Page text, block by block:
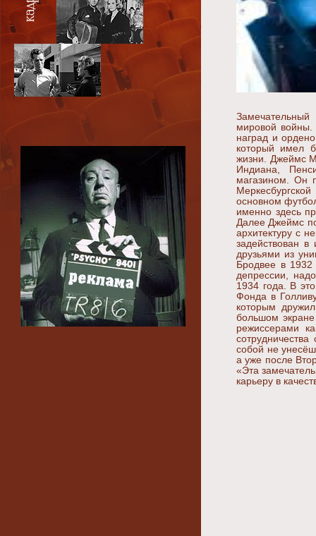
Замечательный
мировой войны.
наград и
который имел
жизни. Джеймс
Индиана,
магазином. Он
основном
именно здесь
Далее Джеймс
архитектуру с
задействован в
друзьями из
Бродвее в 1932
депрессии,
1934 года. В
Фонда в
которым
большом
режиссерами
собой не
а уже после
«Эта
карьеру в